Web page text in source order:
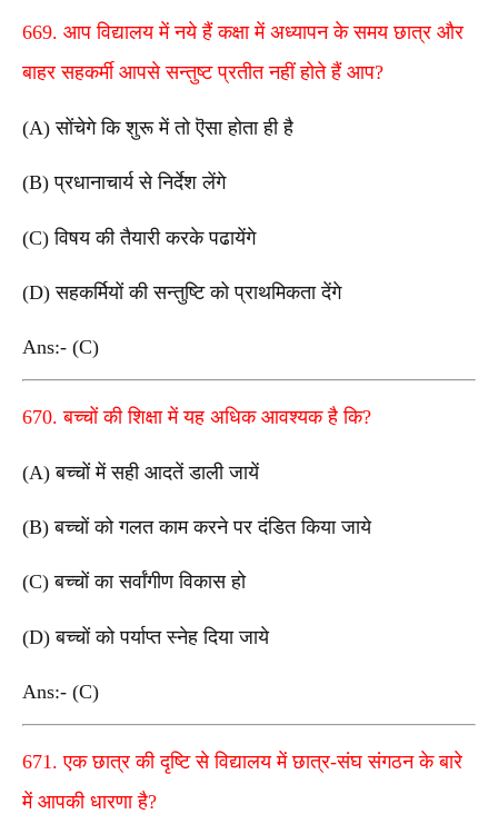
669. आप विद्यालय में नये हैं कक्षा में अध्यापन के समय छात्र और
बाहर सहकर्मी आपसे सन्तुष्ट प्रतीत नहीं होते हैं आप?
(A) सोंचेगे कि शुरू में तो ऎसा होता ही है
(B) प्रधानाचार्य से निर्देश लेंगे
(C) विषय की तैयारी करके पढायेंगे
(D) सहकर्मियों की सन्तुष्टि को प्राथमिकता देंगे
Ans:- (C)
670. बच्चों की शिक्षा में यह अधिक आवश्यक है कि?
(A) बच्चों में सही आदतें डाली जायें
(B) बच्चों को गलत काम करने पर दंडित किया जाये
(C) बच्चों का सर्वांगीण विकास हो
(D) बच्चों को पर्याप्त स्नेह दिया जाये
Ans:- (C)
671. एक छात्र की दृष्टि से विद्यालय में छात्र-संघ संगठन के बारे
में आपकी धारणा है?